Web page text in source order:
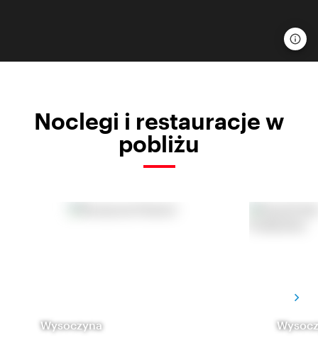
Noclegi i restauracje w
pobliżu
Wysoczyna